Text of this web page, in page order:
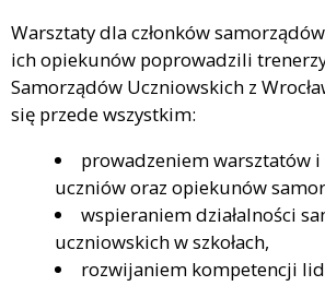
Warsztaty dla członków
ich opiekunów poprowadzili
Samorządów Uczniowskich z
się przede wszystkim:
prowadzeniem warsztatów
uczniów oraz opiekunów
wspieraniem działalności
uczniowskich w szkołach,
rozwijaniem kompetencji